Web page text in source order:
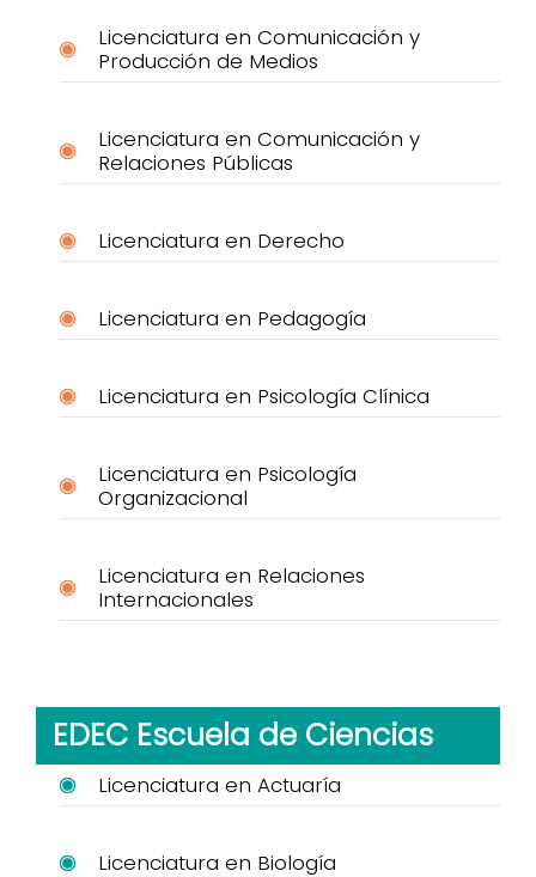
Licenciatura en Comunicación y
Producción de Medios
Licenciatura en Comunicación y
Relaciones Públicas
Licenciatura en Derecho
Licenciatura en Pedagogía
Licenciatura en Psicología Clínica
Licenciatura en Psicología
Organizacional
Licenciatura en Relaciones
Internacionales
EDEC Escuela de Ciencias
Licenciatura en Actuaría
Licenciatura en Biología